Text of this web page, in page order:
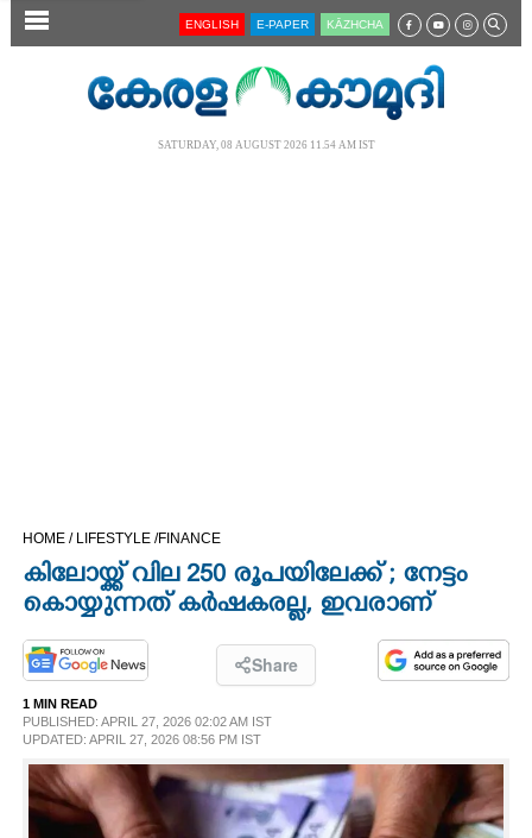
SECTIONS
OPINION
SPIRITUAL
ENGLISH E-PAPER KĀZHCHA
SATURDAY, 08 AUGUST 2026 11.54 AM IST
HOME / LIFESTYLE /FINANCE
കിലോയ്ക്ക് വില 250 രൂപയിലേക്ക് ; നേട്ടം
കൊയ്യുന്നത് കർഷകരല്ല,​ ഇവരാണ്
Share
1 MIN READ
PUBLISHED: APRIL 27, 2026 02:02 AM IST
UPDATED: APRIL 27, 2026 08:56 PM IST